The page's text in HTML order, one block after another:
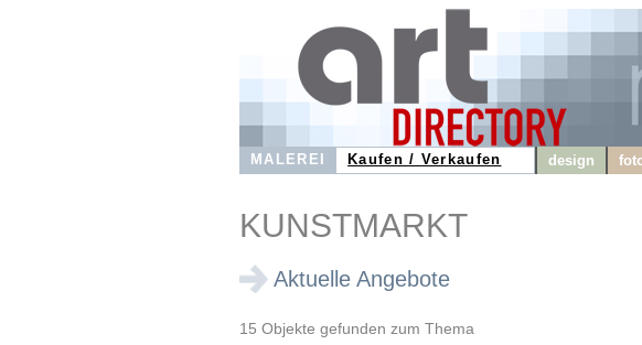
MALEREI Kaufen / Verkaufen design
KUNSTMARKT
Aktuelle Angebote
15 Objekte gefunden zum Thema